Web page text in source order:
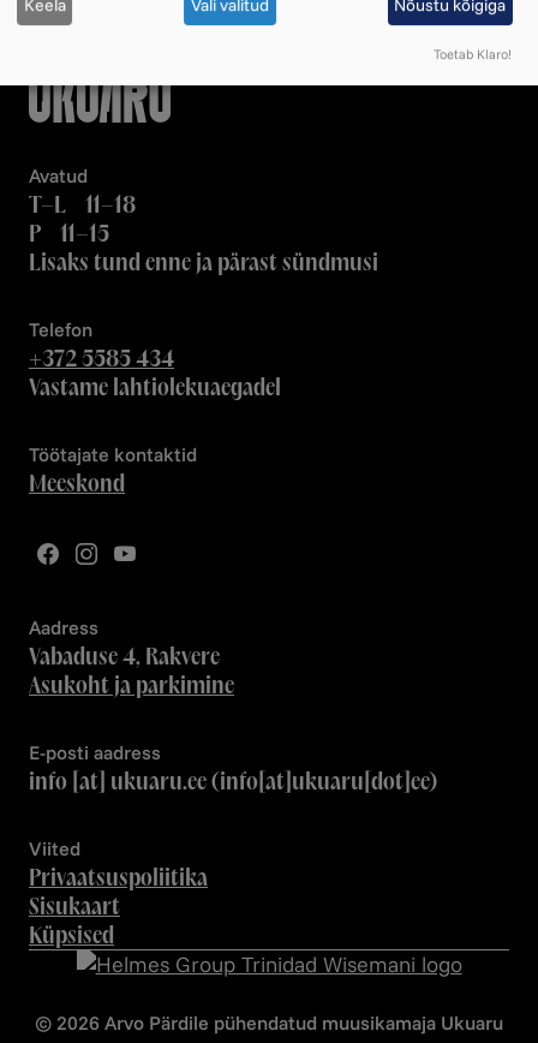
Avatud
T–L 11–18
P 11–15
Lisaks tund enne ja pärast sündmusi
Telefon
+372 5585 434
Vastame lahtiolekuaegadel
Töötajate kontaktid
Meeskond
Aadress
Vabaduse 4, Rakvere
Asukoht ja parkimine
E-posti aadress
info [at] ukuaru.ee(info[at]ukuaru[dot]ee)
Viited
Privaatsuspoliitika
Sisukaart
Küpsised
© 2026 Arvo Pärdile pühendatud muusikamaja Ukuaru
Keela Vali valitud Nõustu kõigiga
Toetab Klaro!